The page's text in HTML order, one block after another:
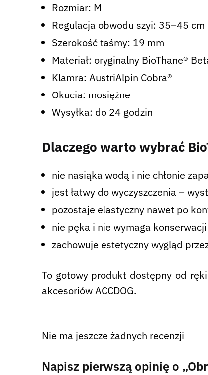
Rozmiar: M
Regulacja obwodu szyi: 35–45 cm
Szerokość taśmy: 19 mm
Materiał: oryginalny BioThane®
Klamra: AustriAlpin Cobra®
Okucia: mosiężne
Wysyłka: do 24 godzin
Dlaczego warto wybrać
nie nasiąka wodą i nie chłonie
jest łatwy do wyczyszczenia –
pozostaje elastyczny nawet po
nie pęka i nie wymaga
zachowuje estetyczny wygląd
To gotowy produkt dostępny od
akcesoriów ACCDOG.
Nie ma jeszcze żadnych recenzji
Napisz pierwszą opinię o